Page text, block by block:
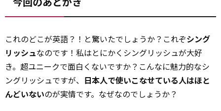
これのどこが英語？！と驚いたでしょうか？これぞシング
リッシュなのです！私はとにかくシングリッシュが大好
き。超ユニークで面白くないですか？こんなに魅力的なシ
ングリッシュですが、 日本人で使いこなせている人はほと
んどいないのが実情です。なぜなのでしょうか？